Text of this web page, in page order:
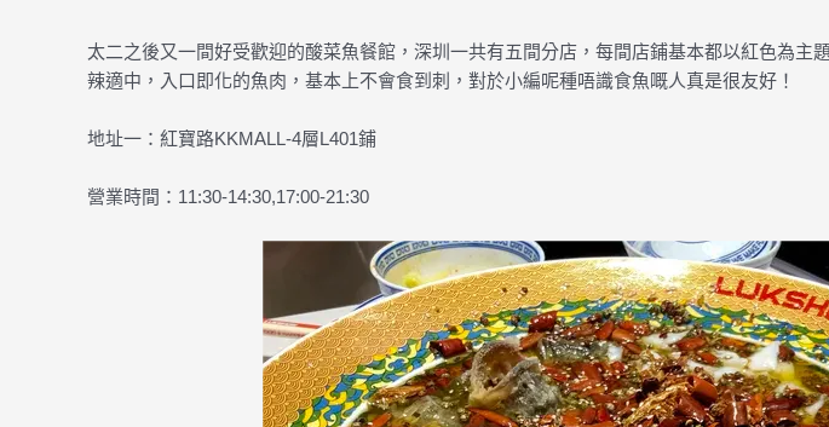
太二之後又一間好受歡迎的酸菜魚餐館，深圳一共有五間分店，每間店鋪基本都以紅色為
辣適中，入口即化的魚肉，基本上不會食到刺，對於小編呢種唔識食魚嘅人真是很友好！
地址一：紅寶路KKMALL-4層L401鋪
營業時間：11:30-14:30,17:00-21:30